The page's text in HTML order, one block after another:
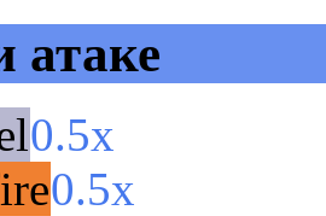
атаке
0.5x
0.5x